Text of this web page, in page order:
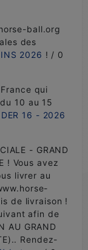
ball.org
des
2026 ! / 0
qui
10 au 15
16 - 2026
- GRAND
! Vous avez
livrer au
de livraison !
afin de
AU GRAND
Rendez-